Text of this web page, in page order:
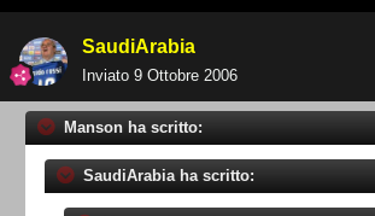
SaudiArabia
Inviato 9 Ottobre 2006
Manson ha scritto:
SaudiArabia ha scritto: